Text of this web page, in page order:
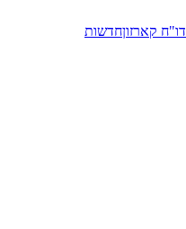
דו"ח קארזוןחדשות